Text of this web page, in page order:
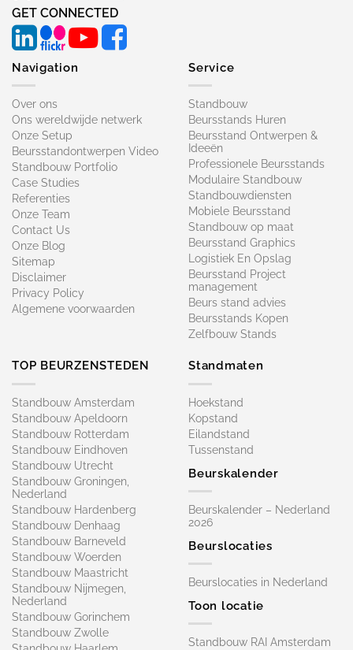
GET CONNECTED
Navigation
Over ons
Ons wereldwijde netwerk
Onze Setup
Beursstandontwerpen Video
Standbouw Portfolio
Case Studies
Referenties
Onze Team
Contact Us
Onze Blog
Sitemap
Disclaimer
Privacy Policy
Algemene voorwaarden
Service
Standbouw
Beursstands Huren
Beursstand Ontwerpen &
Ideeën
Professionele Beursstands
Modulaire Standbouw
Standbouwdiensten
Mobiele Beursstand
Standbouw op maat​
Beursstand Graphics
Logistiek En Opslag
Beursstand Project
management
Beurs stand advies
Beursstands Kopen
Zelfbouw Stands
TOP BEURZENSTEDEN
Standbouw Amsterdam
Standbouw Apeldoorn
Standbouw Rotterdam
Standbouw Eindhoven
Standbouw Utrecht
Standbouw Groningen,
Nederland
Standbouw Hardenberg
Standbouw Denhaag
Standbouw Barneveld
Standbouw Woerden
Standbouw Maastricht
Standbouw Nijmegen,
Nederland
Standbouw Gorinchem
Standbouw Zwolle
Standmaten
Hoekstand
Kopstand
Eilandstand
Tussenstand
Beurskalender
Beurskalender – Nederland
2026
Beurslocaties
Beurslocaties in Nederland
Toon locatie
Standbouw RAI Amsterdam